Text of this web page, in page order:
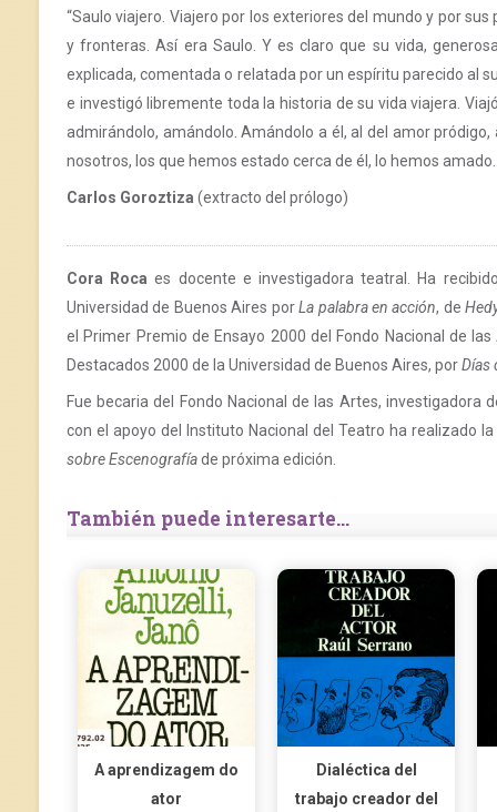
“Saulo viajero. Viajero por los exteriores del mundo y por
y fronteras. Así era Saulo. Y es claro que su vida,
explicada, comentada o relatada por un espíritu parecido al
e investigó libremente toda la historia de su vida viajera.
admirándolo, amándolo. Amándolo a él, al del amor
nosotros, los que hemos estado cerca de él, lo hemos
Carlos Goroztiza (extracto del prólogo)
Cora Roca es docente e investigadora teatral. Ha
Universidad de Buenos Aires porLa palabra en acción, de
el Primer Premio de Ensayo 2000 del Fondo Nacional de
Destacados 2000 de la Universidad de Buenos Aires, porDías
Fue becaria del Fondo Nacional de las Artes, investigadora
con el apoyo del Instituto Nacional del Teatro ha realizado
sobre Escenografíade próxima edición.
También puede interesarte...
A aprendizagem do
ator
Dialéctica del
trabajo creador del